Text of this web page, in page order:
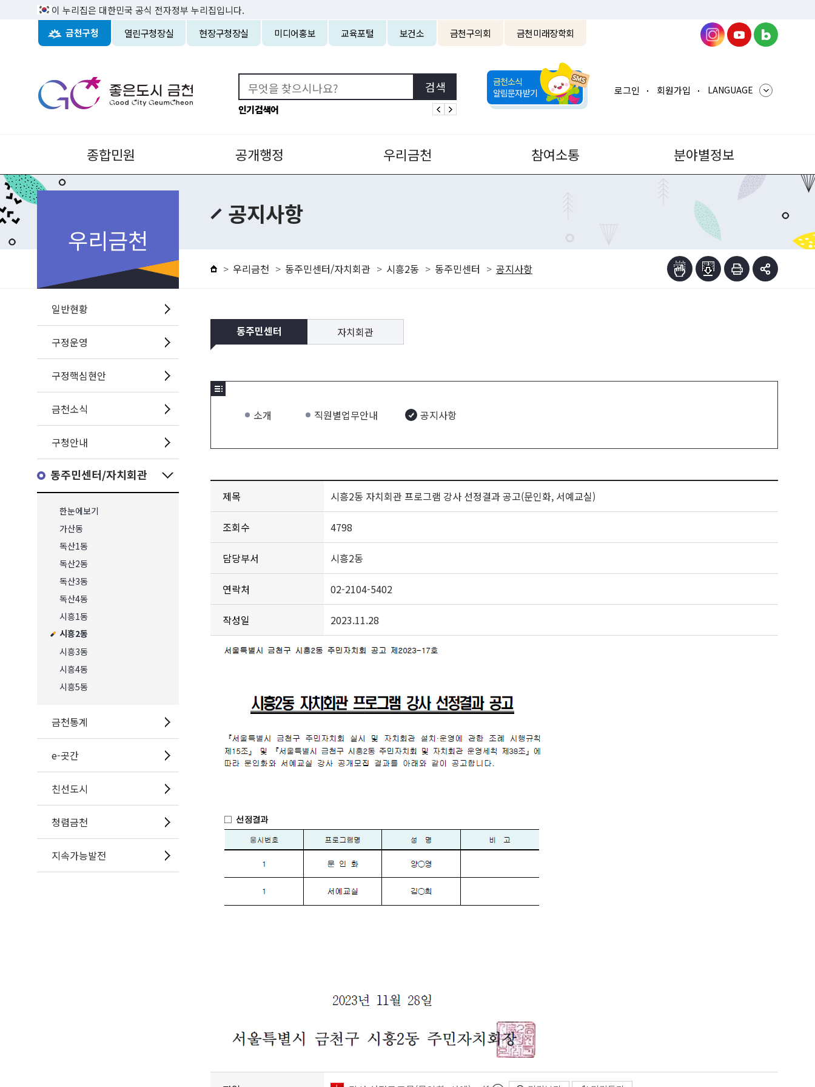
이 누리집은 대한민국 공식 전자정부 누리집입니다.
금천구청 열린구청장실 현장구청장실 미디어홍보 교육포털 보건소 금천구의회 금천미래장학회
인기검색어
금천소식
알림문자받기
로그인 회원가입 LANGUAGE
종합민원 공개행정 우리금천 참여소통 분야별정보
우리금천
일반현황
구정운영
구정핵심현안
금천소식
구청안내
동주민센터/자치회관
한눈에보기
가산동
독산1동
독산2동
독산3동
독산4동
시흥1동
시흥2동
시흥3동
시흥4동
시흥5동
금천통계
e-곳간
친선도시
청렴금천
지속가능발전
공지사항
우리금천 동주민센터/자치회관 시흥2동 동주민센터 공지사항
동주민센터 자치회관
소개 직원별업무안내 공지사항
제목 시흥2동 자치회관 프로그램 강사 선정결과 공고(문인화, 서예교실)
조회수 4798
담당부서 시흥2동
연락처 02-2104-5402
작성일 2023.11.28